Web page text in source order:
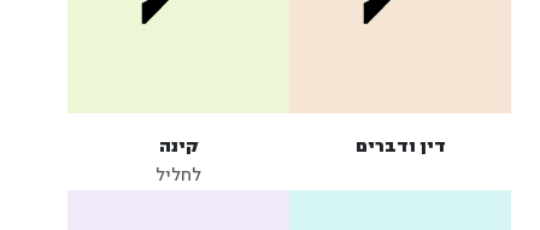
דין ודברים
קינה
לחליל